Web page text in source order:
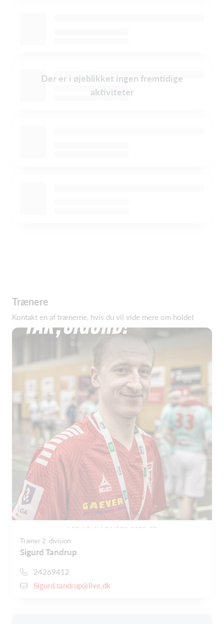
Der er i øjeblikket ingen fremtidige
aktiviteter
Trænere
Kontakt en af trænerne, hvis du vil vide mere om holdet
Træner 2. division
Sigurd Tandrup
24269412
Sigurd.tandrup@live.dk